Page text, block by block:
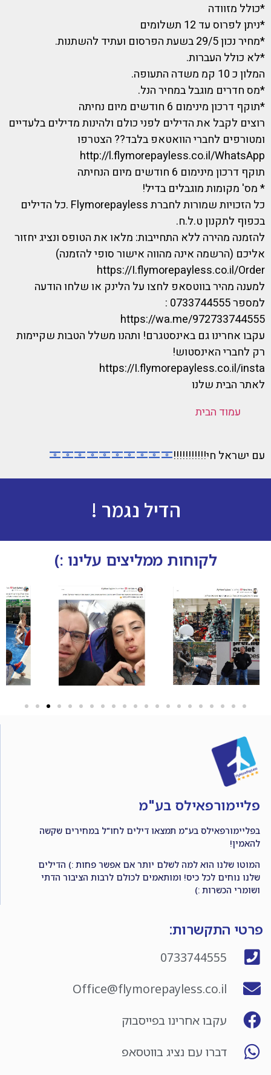
*כולל מזוודה
*ניתן לפרוס עד 12 תשלומים
*מחיר נכון 29/5 בשעת הפרסום ועתיד להשתנות.
*לא כולל העברות.
המלון כ 10 קמ משדה התעופה.
*מס חדרים מוגבל במחיר הנל.
*תוקף דרכון מינימום 6 חודשים מיום נחיתה
רוצים לקבל את הדילים לפני כולם ולהינות מדילים בלעדיים
ומטורפים לחברי הוואטאפ בלבד?? הצטרפו
http://l.flymorepayless.co.il/WhatsApp
תוקף דרכון מינימום 6 חודשים מיום הנחיתה
* מס' מקומות מוגבלים בדיל!
כל הזכויות שמורות לחברת Flymorepayless .כל הדילים
בכפוף לתקנון ט.ל.ח.
להזמנה מהירה ללא התחייבות: מלאו את הטופס ונציג יחזור
אליכם (הרשמה אינה מהווה אישור סופי להזמנה)
https://I.flymorepayless.co.il/Order
למענה מהיר בווטסאפ לחצו על הלינק או שלחו הודעה
למספר 0733744555 :
https://wa.me/972733744555
עקבו אחרינו גם באינסטגרם! ותהנו משלל הטבות שקיימות
רק לחברי האינסטוש!
https://I.flymorepayless.co.il/insta
לאתר הבית שלנו
עמוד הבית
עם ישראל חי!!!!!!!!!!!
הדיל נגמר !
לקוחות ממליצים עלינו :)
פליימורפאילס בע"מ
בפליימורפאילס בע"מ תמצאו דילים לחו"ל במחירים שקשה
להאמין!
המוטו שלנו הוא למה לשלם יותר אם אפשר פחות :) הדילים
שלנו נוחים לכל כיס! ומותאמים לכולם לרבות הציבור הדתי
ושומרי הכשרות :)
פרטי התקשרות:
0733744555
Office@flymorepayless.co.il
עקבו אחרינו בפייסבוק
דברו עם נציג בווטסאפ